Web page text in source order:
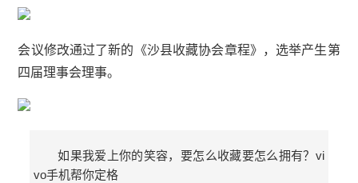
会议修改通过了新的《沙县收藏协会章程》，选举产生第
四届理事会理事。
如果我爱上你的笑容，要怎么收藏要怎么拥有？vi
vo手机帮你定格